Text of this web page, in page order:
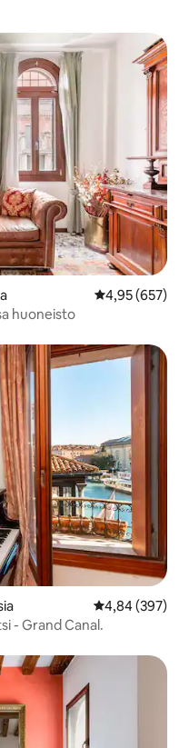
4,95 (657)
huoneisto
4,84 (397)
- Grand Canal.